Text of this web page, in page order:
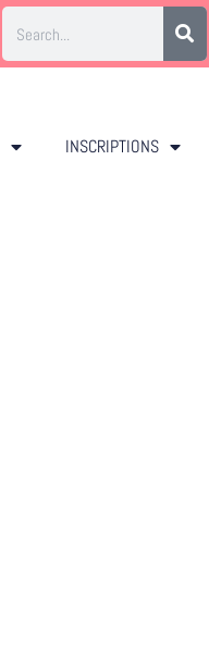
INSCRIPTIONS